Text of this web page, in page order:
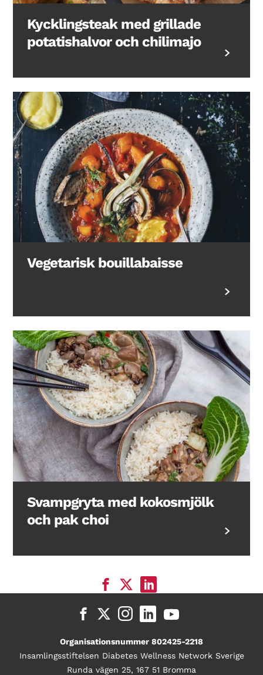
Kycklingsteak med grillade
potatishalvor och chilimajo
Vegetarisk bouillabaisse
Svampgryta med kokosmjölk
och pak choi
Organisationsnummer 802425-2218
Insamlingsstiftelsen Diabetes Wellness Network Sverige
Runda vägen 25, 167 51 Bromma